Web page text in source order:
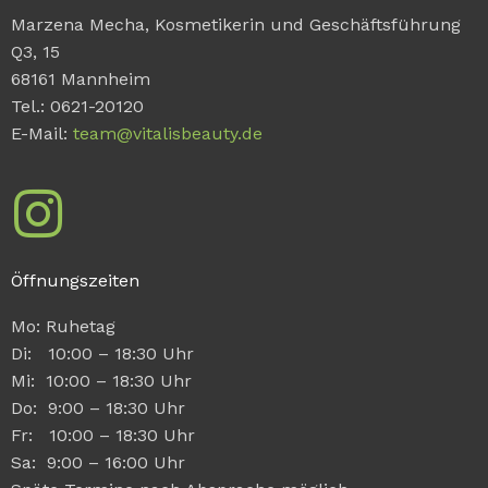
Marzena Mecha, Kosmetikerin und Geschäftsführung
Q3, 15
68161 Mannheim
Tel.: 0621-20120
E-Mail: team@vitalisbeauty.de
Öffnungszeiten
Mo: Ruhetag
Di: 10:00 – 18:30 Uhr
Mi: 10:00 – 18:30 Uhr
Do: 9:00 – 18:30 Uhr
Fr: 10:00 – 18:30 Uhr
Sa: 9:00 – 16:00 Uhr